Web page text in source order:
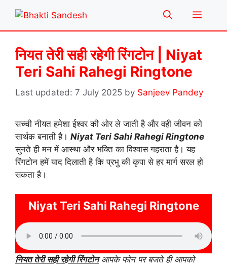
content
Menu
नियत तेरी सही रहेगी रिंगटोन | Niyat
Teri Sahi Rahegi Ringtone
7 July 2025 by Sanjeev Pandey
सच्ची नीयत हमेशा ईश्वर की ओर ले जाती है और वही जीवन को
सार्थक बनाती है। Niyat Teri Sahi Rahegi Ringtone
सुनते ही मन में आस्था और भक्ति का विश्वास गहराता है। यह
रिंगटोन हमें याद दिलाती है कि प्रभु की कृपा से हर मार्ग सरल हो
सकता है।
Niyat Teri Sahi Rahegi Ringtone
नियत तेरी सही रहेगी रिंगटोनआपके फोन पर बजते ही आपको